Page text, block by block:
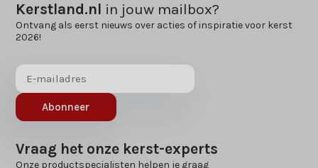
Kerstland.nl in jouw mailbox?
Ontvang als eerst nieuws over acties of inspiratie voor kerst
2026!
Abonneer
Vraag het onze kerst-experts
Onze productspecialisten helpen je graag